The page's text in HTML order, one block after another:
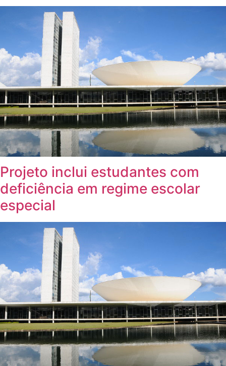
Projeto inclui estudantes com
deficiência em regime escolar
especial